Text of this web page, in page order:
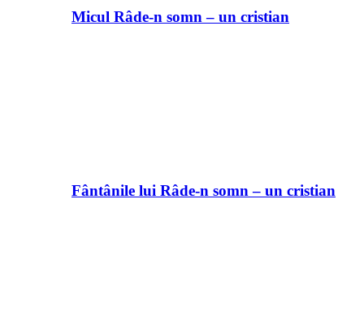
Micul Râde-n somn – un cristian
Fântânile lui Râde-n somn – un cristian